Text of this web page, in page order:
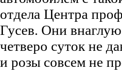
отдела Центра
Гусев. Они
четверо суток не
и розы совсем не